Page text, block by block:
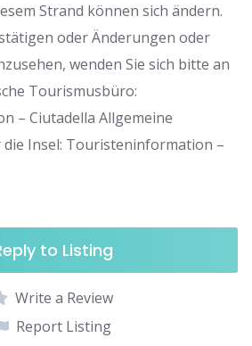
Strand können sich ändern.
oder Änderungen oder
wenden Sie sich bitte an
Tourismusbüro:
– Ciutadella Allgemeine
Insel: Touristeninformation –
to Listing
Write a Review
Report Listing